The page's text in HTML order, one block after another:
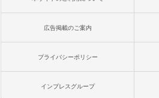
広告掲載のご案内
プライバシーポリシー
インプレスグループ